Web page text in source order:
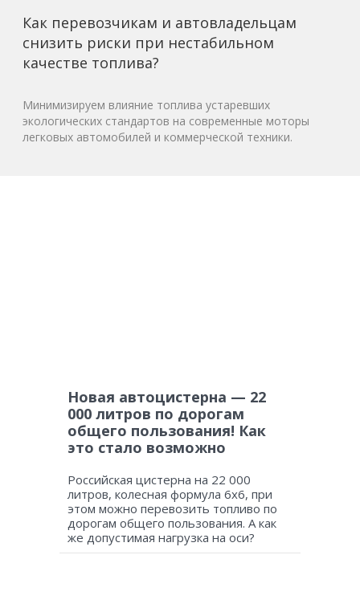
Как перевозчикам и автовладельцам
снизить риски при нестабильном
качестве топлива?
Минимизируем влияние топлива устаревших
экологических стандартов на современные моторы
легковых автомобилей и коммерческой техники.
Новая автоцистерна — 22
000 литров по дорогам
общего пользования! Как
это стало возможно
Российская цистерна на 22 000
литров, колесная формула 6х6, при
этом можно перевозить топливо по
дорогам общего пользования. А как
же допустимая нагрузка на оси?